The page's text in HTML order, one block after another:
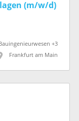
(m/w/d)
Bauingenieurwesen +3
Frankfurt am Main